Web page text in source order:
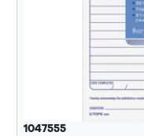
1047555